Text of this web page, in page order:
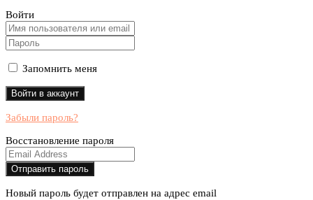
Войти
Запомнить меня
Забыли пароль?
Восстановление пароля
Новый пароль будет отправлен на адрес email